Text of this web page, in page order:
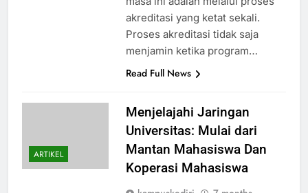
akreditasi yang ketat sekali.
Proses akreditasi tidak saja
menjamin ketika program…
Read Full News
ARTIKEL
Menjelajahi Jaringan
Universitas: Mulai dari
Mantan Mahasiswa Dan
Koperasi Mahasiswa